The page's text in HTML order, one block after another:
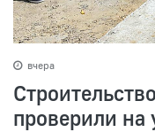
вчера
проверили на